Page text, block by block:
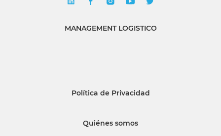
MANAGEMENT LOGISTICO
Política de Privacidad
Quiénes somos